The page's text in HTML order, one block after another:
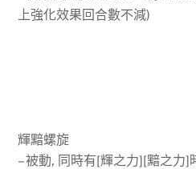
上強化效果回合數不減)
輝黯螺旋
– 被動, 同時有[輝之力][黯之力]